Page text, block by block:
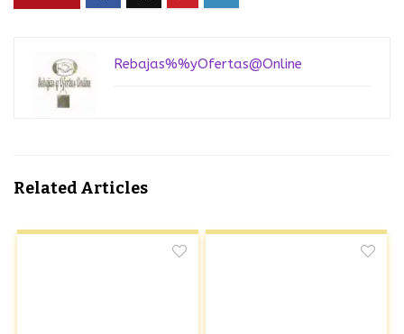
Rebajas%%yOfertas@Online
Related Articles